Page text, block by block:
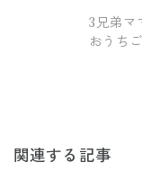
3兄弟マ
おうち
関連する記事